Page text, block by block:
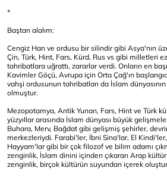
*
Baştan alalım:
Cengiz Han ve ordusu bir silindir gibi Asya'nın
Çin, Türk, Hint, Fars, Kürd, Rus vs gibi milletleri
tahribatlara uğrattı, zararlar verdi. Onların en
Kavimler Göçü, Avrupa için Orta Çağ'ın
vahşi ordusunun tahribatları da İslam dünyasının
olmuştur.
Mezopotamya, Antik Yunan, Fars, Hint ve Türk
yüzyıllar arasında İslam dünyası büyük
Buhara, Merv, Bağdat gibi gelişmiş şehirler,
merkezleriydi. Farabi'ler, İbni Sina'lar, El
Hayyam'lar gibi bir çok filozof ve bilim adamı
zenginlik, İslam dinini içinden çıkaran Arap
zenginlik, birçok kültürün suyundan içerek